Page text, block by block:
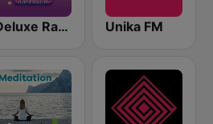
Deluxe Radio - 3 Flamenco Flow Unika FM